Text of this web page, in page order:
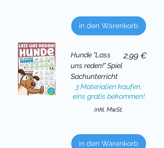
in den Warenkorb
Hunde "Lass
uns reden!" Spiel
Sachunterricht
Preis
2,99 €
3 Materialien kaufen,
eins gratis bekommen!
inkl. MwSt.
in den Warenkorb